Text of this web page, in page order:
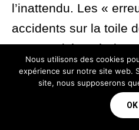
l’inattendu. Les «
accidents sur la toile
opportunités
à voir la beauté dans
perspective peut être
encourageant une
Nous utilisons des cookies
expérience sur notre site web.
site, nous supposerons
OK